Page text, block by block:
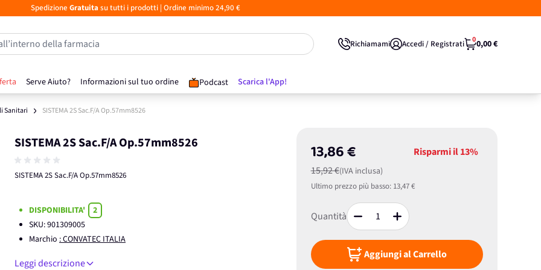
Spedizione Gratuita su tutti i prodotti| Ordine minimo 24,90 €
Serve Aiuto? Informazioni sul tuo ordine Podcast Scarica l'App!
della farmacia Richiamami Accedi / Registrati 00,00 €
Sanitari SISTEMA 2S Sac.F/A Op.57mm8526
SISTEMA 2S Sac.F/A Op.57mm8526
SISTEMA 2S Sac.F/A Op.57mm8526
13,86 €
15,92 €(IVA inclusa)
Risparmi il13%
Ultimo prezzo più basso: 13,47 €
Quantità
Aggiungi al Carrello
DISPONIBILITA'
2
SKU:901309005
Marchio : CONVATEC ITALIA
Leggi descrizione